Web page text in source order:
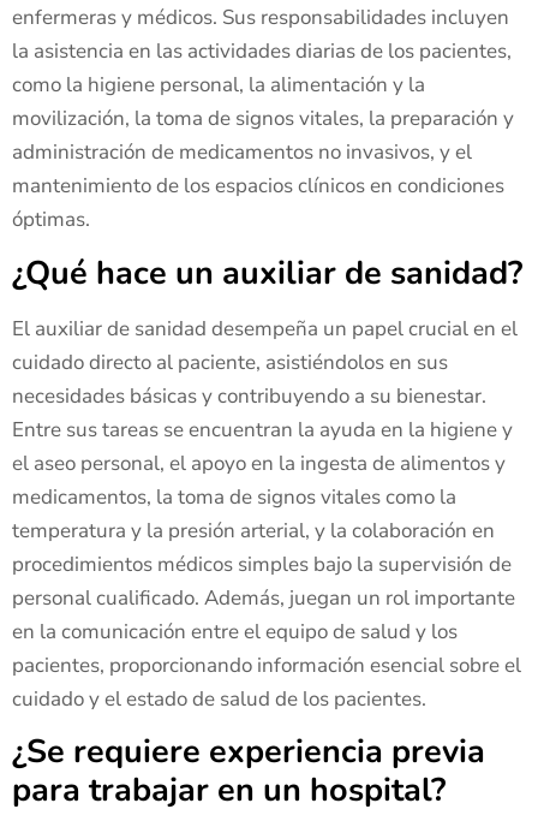
enfermeras y médicos. Sus responsabilidades incluyen
la asistencia en las actividades diarias de los pacientes,
como la higiene personal, la alimentación y la
movilización, la toma de signos vitales, la preparación y
administración de medicamentos no invasivos, y el
mantenimiento de los espacios clínicos en condiciones
óptimas.
¿Qué hace un auxiliar de sanidad?
El auxiliar de sanidad desempeña un papel crucial en el
cuidado directo al paciente, asistiéndolos en sus
necesidades básicas y contribuyendo a su bienestar.
Entre sus tareas se encuentran la ayuda en la higiene y
el aseo personal, el apoyo en la ingesta de alimentos y
medicamentos, la toma de signos vitales como la
temperatura y la presión arterial, y la colaboración en
procedimientos médicos simples bajo la supervisión de
personal cualificado. Además, juegan un rol importante
en la comunicación entre el equipo de salud y los
pacientes, proporcionando información esencial sobre el
cuidado y el estado de salud de los pacientes.
¿Se requiere experiencia previa
para trabajar en un hospital?